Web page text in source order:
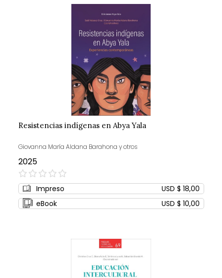
Resistencias indígenas en Abya Yala
Giovanna María Aldana Barahona y otros
2025
0%
Impreso
USD $ 18,00
eBook
USD $ 10,00